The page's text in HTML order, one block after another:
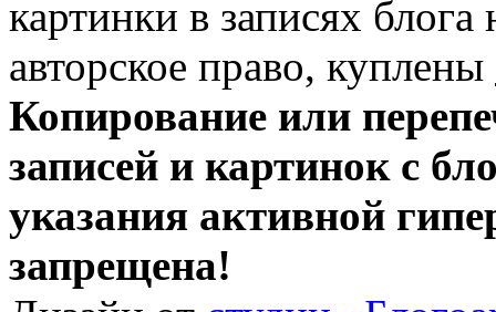
картинки в записях
авторское право, куплены
Копирование или
записей и картинок с
указания активной
запрещена!